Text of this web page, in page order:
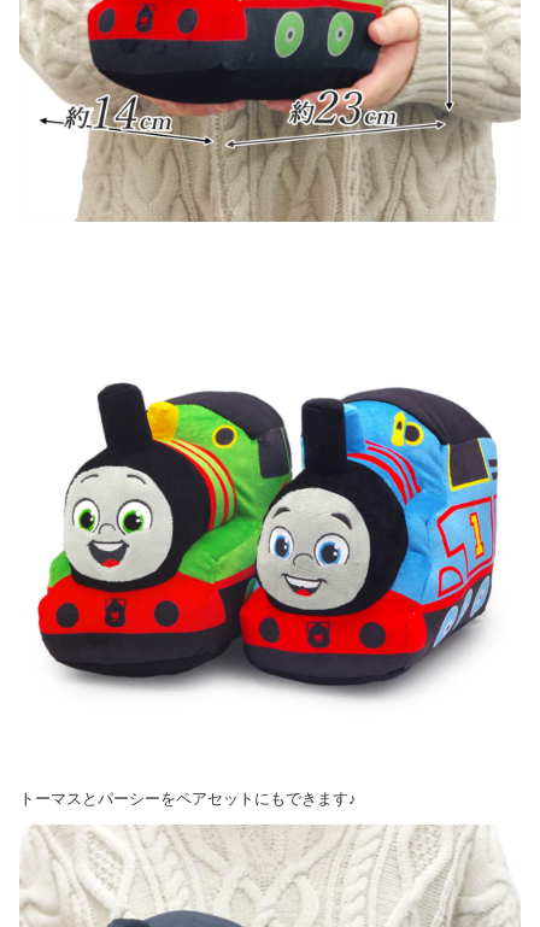
トーマスとパーシーをペアセットにもできます♪